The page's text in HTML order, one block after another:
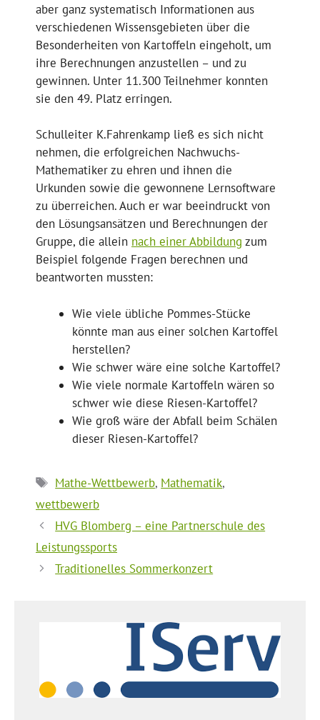
aber ganz systematisch Informationen aus
verschiedenen Wissensgebieten über die
Besonderheiten von Kartoffeln eingeholt, um
ihre Berechnungen anzustellen – und zu
gewinnen. Unter 11.300 Teilnehmer konnten
sie den 49. Platz erringen.
Schulleiter K.Fahrenkamp ließ es sich nicht
nehmen, die erfolgreichen Nachwuchs-
Mathematiker zu ehren und ihnen die
Urkunden sowie die gewonnene Lernsoftware
zu überreichen. Auch er war beeindruckt von
den Lösungsansätzen und Berechnungen der
Gruppe, die allein nach einer Abbildung zum
Beispiel folgende Fragen berechnen und
beantworten mussten:
Wie viele übliche Pommes-Stücke
könnte man aus einer solchen Kartoffel
herstellen?
Wie schwer wäre eine solche Kartoffel?
Wie viele normale Kartoffeln wären so
schwer wie diese Riesen-Kartoffel?
Wie groß wäre der Abfall beim Schälen
dieser Riesen-Kartoffel?
Schlagwörter
Mathe-Wettbewerb, Mathematik,
wettbewerb
HVG Blomberg – eine Partnerschule des
Leistungssports
Traditionelles Sommerkonzert